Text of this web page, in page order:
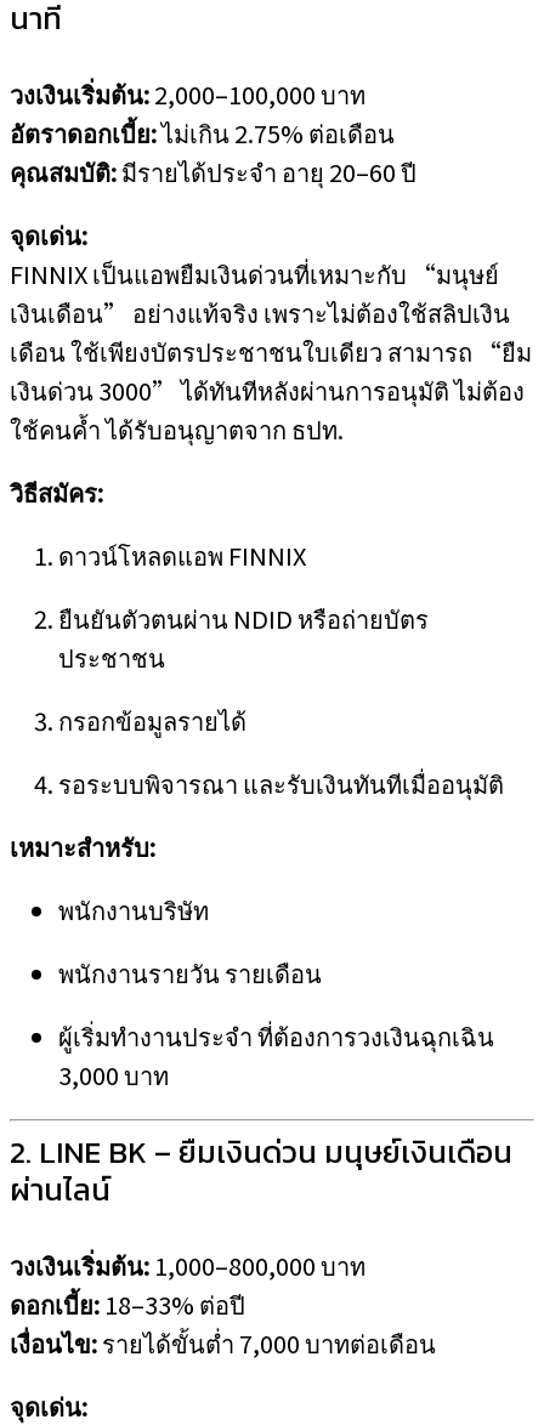
นาที
วงเงินเริ่มต้น:2,000–100,000 บาท
อัตราดอกเบี้ย:ไม่เกิน 2.75% ต่อเดือน
คุณสมบัติ:มีรายได้ประจำ อายุ 20–60 ปี
จุดเด่น:
FINNIX เป็นแอพยืมเงินด่วนที่เหมาะกับ “มนุษย์
เงินเดือน” อย่างแท้จริง เพราะไม่ต้องใช้สลิปเงิน
เดือน ใช้เพียงบัตรประชาชนใบเดียว สามารถ “ยืม
เงินด่วน 3000” ได้ทันทีหลังผ่านการอนุมัติ ไม่ต้อง
ใช้คนค้ำ ได้รับอนุญาตจาก ธปท.
วิธีสมัคร:
ดาวน์โหลดแอพ FINNIX
ยืนยันตัวตนผ่าน NDID หรือถ่ายบัตร
ประชาชน
กรอกข้อมูลรายได้
รอระบบพิจารณา และรับเงินทันทีเมื่ออนุมัติ
เหมาะสำหรับ:
พนักงานบริษัท
พนักงานรายวัน รายเดือน
ผู้เริ่มทำงานประจำ ที่ต้องการวงเงินฉุกเฉิน
3,000 บาท
2. LINE BK – ยืมเงินด่วน มนุษย์เงินเดือน
ผ่านไลน์
วงเงินเริ่มต้น: 1,000–800,000 บาท
ดอกเบี้ย: 18–33% ต่อปี
เงื่อนไข:รายได้ขั้นต่ำ 7,000 บาทต่อเดือน
จุดเด่น: